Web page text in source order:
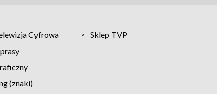
Cyfrowa
Sklep TVP
(znaki)